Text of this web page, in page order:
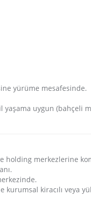
yürüme mesafesinde.
uygun (bahçeli
holding merkezlerine
kiracılı veya